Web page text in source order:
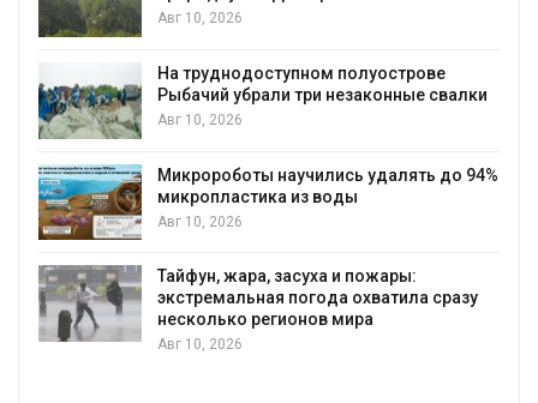
Авг 10, 2026
На труднодоступном полуострове
Рыбачий убрали три незаконные свалки
Авг 10, 2026
Микророботы научились удалять до 94%
микропластика из воды
Авг 10, 2026
Тайфун, жара, засуха и пожары:
экстремальная погода охватила сразу
несколько регионов мира
Авг 10, 2026